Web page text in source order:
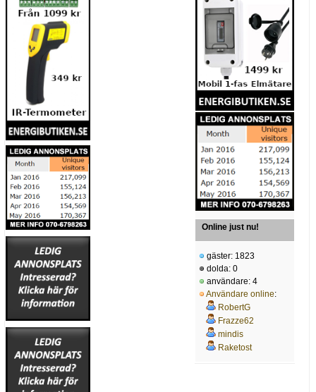
Online just nu!
gäster: 1823
dolda: 0
användare: 4
Användare online:
RobertG
Frazze62
mindis
Raketost